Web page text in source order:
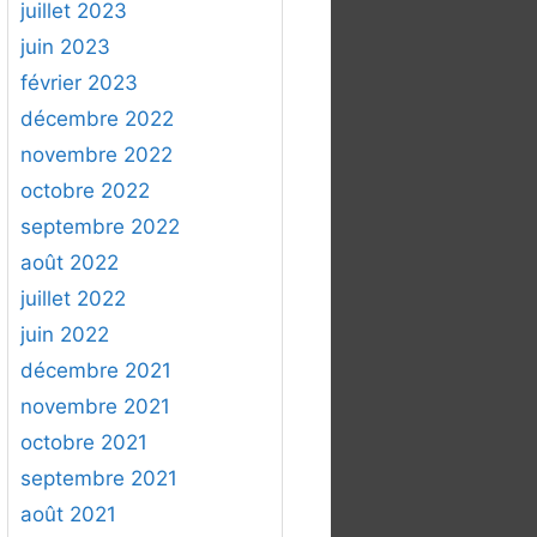
juillet 2023
juin 2023
février 2023
décembre 2022
novembre 2022
octobre 2022
septembre 2022
août 2022
juillet 2022
juin 2022
décembre 2021
novembre 2021
octobre 2021
septembre 2021
août 2021